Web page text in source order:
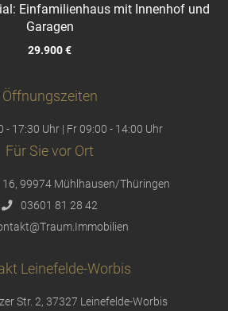
Einfamilienhaus mit Innenhof und
Garagen
29.900 €
Öffnungszeiten
- 17:30 Uhr | Fr 09:00 - 14:00 Uhr
Für Sie vor Ort
16, 99974 Mühlhausen/Thüringen
03601 81 28 42
Leinefelde-Worbis
Str. 2, 37327 Leinefelde-Worbis